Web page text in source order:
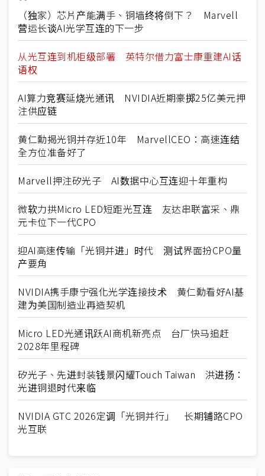
（独家）芯片产能满手、铜墙终将倒下？ Marvell
营运长谈AI光学互连的下一步
从光互连到机柜级部署 英特尔借力富士康重建AI话
语权
AI算力竞赛延烧光通讯 NVIDIA近期豪掷25亿美元押
注供应链
黄仁勳揭光铜并存近10年 MarvellCEO：高速连结
全方位准备好了
Marvell押注矽光子 AI数据中心互连迎十年重构
微软力拱Micro LED短距光互连 友达串联富采、鼎
元卡位下一代CPO
迎AI高速传输「光铜并进」时代 测试界面扮CPO量
产要角
NVIDIA携手康宁强化光学连接技术 黄仁勳看好AI基
建为美国制造业再造契机
Micro LED光通讯跃AI商机新亮点 台厂快马追赶
2028年里程碑
矽光子、先进封装钱景闪耀Touch Taiwan 洪进扬：
光进铜退时代来临
NVIDIA GTC 2026定调「光铜并行」 长期铺路CPO
光互联